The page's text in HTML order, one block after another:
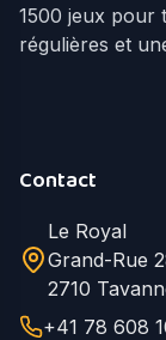
1500 jeux pour
régulières et
Contact
Le Royal
Grand-Rue
2710
+41 78 608